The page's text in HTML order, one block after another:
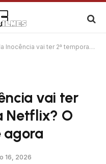
vai ter 2ª temporada na Netflix? O que sabemos até agora
vai ter
Netflix? O
agora
16, 2026